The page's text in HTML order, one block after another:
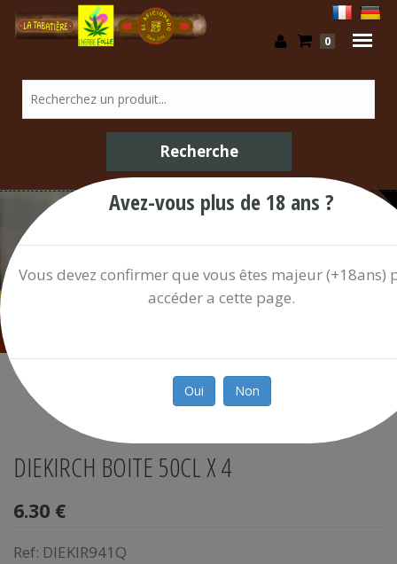
0
Boissons Alcoolisées / Shop
DIEKIRCH BOITE 50CL X 4
6.30 €
Ref: DIEKIR941Q
Avez-vous plus de 18 ans ?
Vous devez confirmer que vous êtes majeur (+18ans)
accéder a cette page.
Oui Non